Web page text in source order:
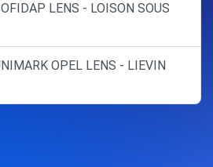
LENS - LOISON SOUS
OPEL LENS - LIEVIN